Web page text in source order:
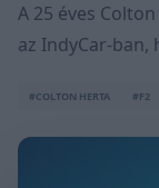
A 25 éves
az IndyCar-ban,
#COLTON HERTA #F2